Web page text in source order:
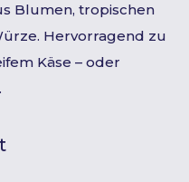
Blumen, tropischen
Hervorragend zu
Käse – oder